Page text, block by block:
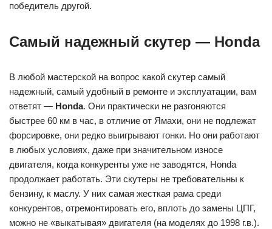
победитель другой.
Самый надежный скутер — Honda
В любой мастерской на вопрос какой скутер самый
надежный, самый удобный в ремонте и эксплуатации, вам
ответят — Honda. Они практически не разгоняются
быстрее 60 км в час, в отличие от Ямахи, они не подлежат
форсировке, они редко выигрывают гонки. Но они работают
в любых условиях, даже при значительном износе
двигателя, когда конкуренты уже не заводятся, Honda
продолжает работать. Эти скутеры не требовательны к
бензину, к маслу. У них самая жесткая рама среди
конкурентов, отремонтировать его, вплоть до замены ЦПГ,
можно не «выкатывая» двигателя (на моделях до 1998 г.в.).